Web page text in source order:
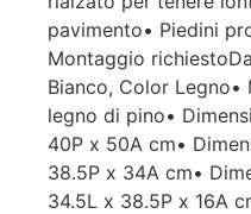
pavimento• Piedini
Montaggio
Bianco, Color Legno•
legno di pino•
40P x 50A cm•
38.5P x 34A cm•
34.5L x 38.5P x 16A